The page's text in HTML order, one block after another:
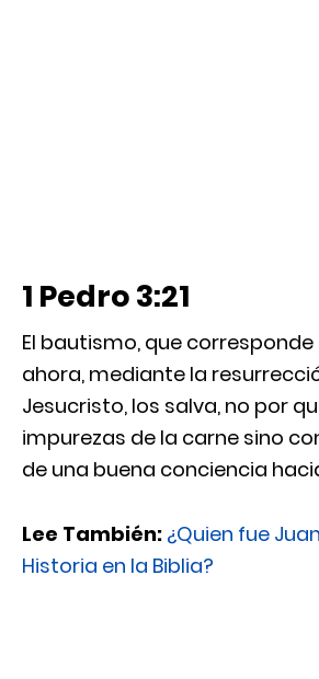
1 Pedro 3:21
El bautismo, que
ahora, mediante la
Jesucristo, los salva, no por
impurezas de la carne sino
de una buena conciencia hacia
Lee También: ¿Quien fue
Historia en la Biblia?